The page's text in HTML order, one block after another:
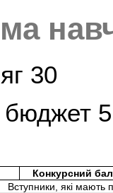
30
5
Конкурсний бал
Вступники, які мають